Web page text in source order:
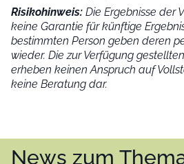
Risikohinweis: Die Ergebnisse der
keine Garantie für künftige
bestimmten Person geben deren
wieder. Die zur Verfügung
erheben keinen Anspruch auf
keine Beratung dar.
News zum